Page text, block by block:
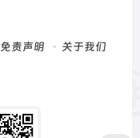
免责声明
关于我们